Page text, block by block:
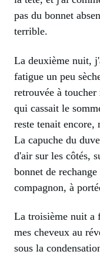
pas du bonnet
terrible.
La deuxième nuit,
fatigue un peu
retrouvée à
qui cassait le
reste tenait
La capuche du
d'air sur les côtés,
bonnet de
compagnon, à
La troisième nuit a
mes cheveux au
sous la